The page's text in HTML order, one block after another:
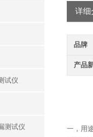
试仪
测试仪
详细
品牌
产品
一，用